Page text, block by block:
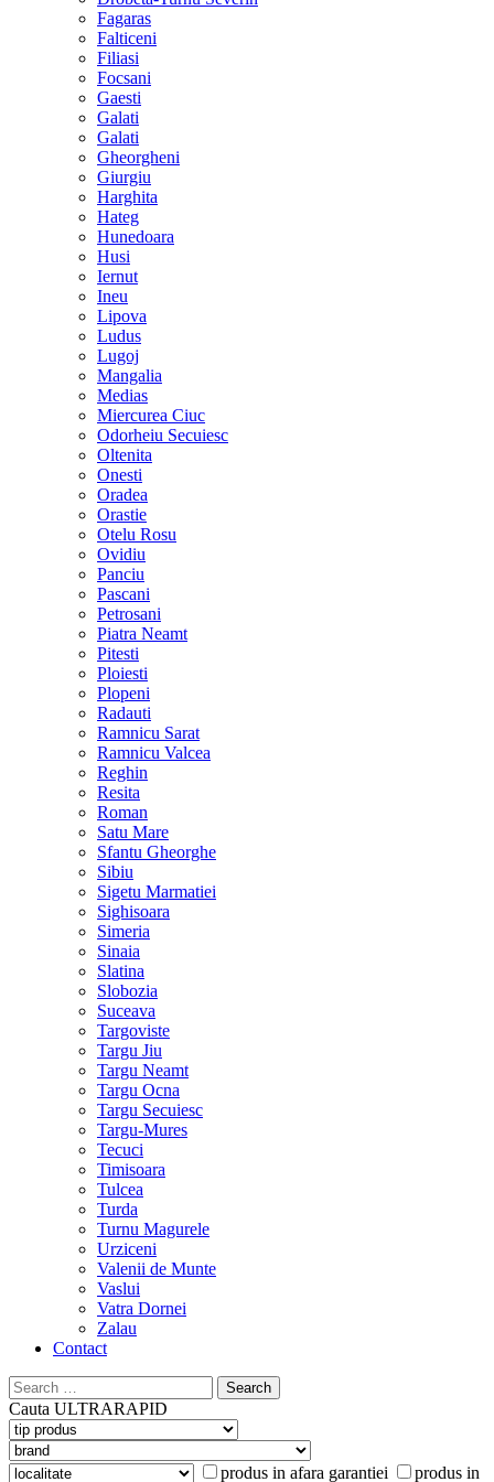
Fagaras
Falticeni
Filiasi
Focsani
Gaesti
Galati
Galati
Gheorgheni
Giurgiu
Harghita
Hateg
Hunedoara
Husi
Iernut
Ineu
Lipova
Ludus
Lugoj
Mangalia
Medias
Miercurea Ciuc
Odorheiu Secuiesc
Oltenita
Onesti
Oradea
Orastie
Otelu Rosu
Ovidiu
Panciu
Pascani
Petrosani
Piatra Neamt
Pitesti
Ploiesti
Plopeni
Radauti
Ramnicu Sarat
Ramnicu Valcea
Reghin
Resita
Roman
Satu Mare
Sfantu Gheorghe
Sibiu
Sigetu Marmatiei
Sighisoara
Simeria
Sinaia
Slatina
Slobozia
Suceava
Targoviste
Targu Jiu
Targu Neamt
Targu Ocna
Targu Secuiesc
Targu-Mures
Tecuci
Timisoara
Tulcea
Turda
Turnu Magurele
Urziceni
Valenii de Munte
Vaslui
Vatra Dornei
Zalau
Contact
Search
for:
Cauta ULTRARAPID
produs in afara garantiei
produs in